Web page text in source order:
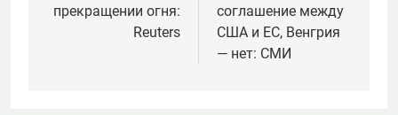
прекращении огня:
Reuters
соглашение между
США и ЕС, Венгрия
— нет: СМИ